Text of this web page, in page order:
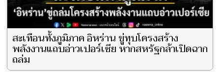
สะเทือนทั้งภูมิภาค อิหร่าน ขู่ทุบโครงสร้าง
พลังงานแถบอ่าวเปอร์เซีย หากสหรัฐกล้าเปิดฉาก
ถล่ม